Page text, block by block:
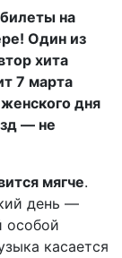
на
Один из
хита
7 марта
дня
— не
мягче.
день —
особой
касается